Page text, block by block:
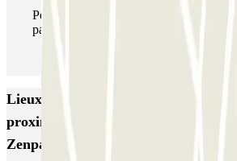
Pendant votre séjour, vous pouvez
parking aussi souvent que vous le
Lieux et événements intéressants à
proximité Eurotéléport - Proche
Zenpark